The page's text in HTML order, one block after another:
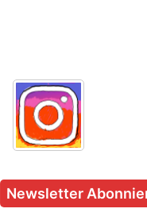
Newsletter